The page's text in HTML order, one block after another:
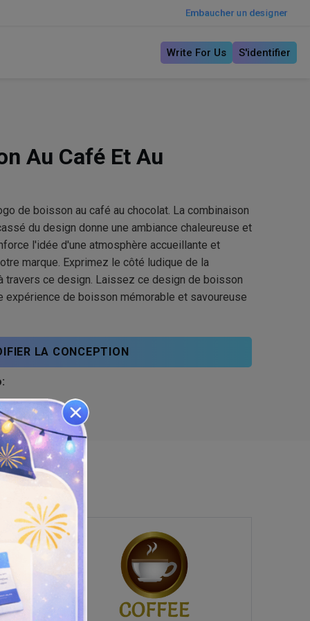
Embaucher un designer
Write For Us S'identifier
Au Café Et Au
de boisson au café au chocolat. La combinaison
du design donne une ambiance chaleureuse et
l'idée d'une atmosphère accueillante et
marque. Exprimez le côté ludique de la
travers ce design. Laissez ce design de boisson
expérience de boisson mémorable et savoureuse
LA CONCEPTION